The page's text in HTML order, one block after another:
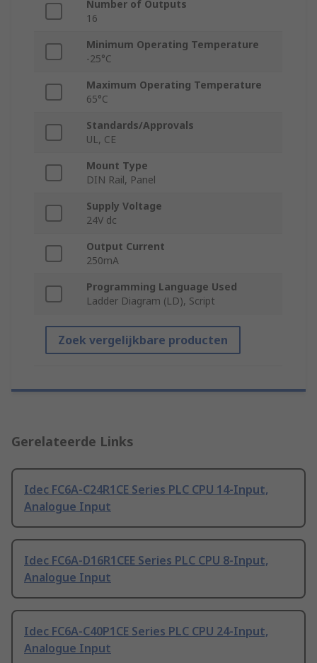
Number of Outputs
16
Minimum Operating Temperature
-25°C
Maximum Operating Temperature
65°C
Standards/Approvals
UL, CE
Mount Type
DIN Rail, Panel
Supply Voltage
24V dc
Output Current
250mA
Programming Language Used
Ladder Diagram (LD), Script
Zoek vergelijkbare producten
Gerelateerde Links
Idec FC6A-C24R1CE Series PLC CPU 14-Input,
Analogue Input
Idec FC6A-D16R1CEE Series PLC CPU 8-Input,
Analogue Input
Idec FC6A-C40P1CE Series PLC CPU 24-Input,
Analogue Input